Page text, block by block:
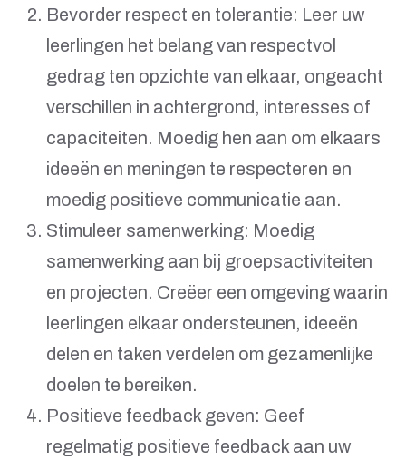
Bevorder respect en tolerantie: Leer uw
leerlingen het belang van respectvol
gedrag ten opzichte van elkaar, ongeacht
verschillen in achtergrond, interesses of
capaciteiten. Moedig hen aan om elkaars
ideeën en meningen te respecteren en
moedig positieve communicatie aan.
Stimuleer samenwerking: Moedig
samenwerking aan bij groepsactiviteiten
en projecten. Creëer een omgeving waarin
leerlingen elkaar ondersteunen, ideeën
delen en taken verdelen om gezamenlijke
doelen te bereiken.
Positieve feedback geven: Geef
regelmatig positieve feedback aan uw